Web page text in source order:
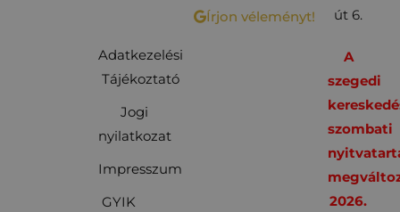
Adatkezelési
Tájékoztató
Jogi
nyilatkozat
Impresszum
GYIK
Írjon véleményt!
út 6.
A
szegedi
szombati
2026.